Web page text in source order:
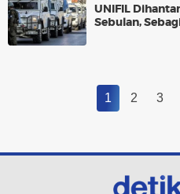
UNIFIL
Sebulan,
1 2 3